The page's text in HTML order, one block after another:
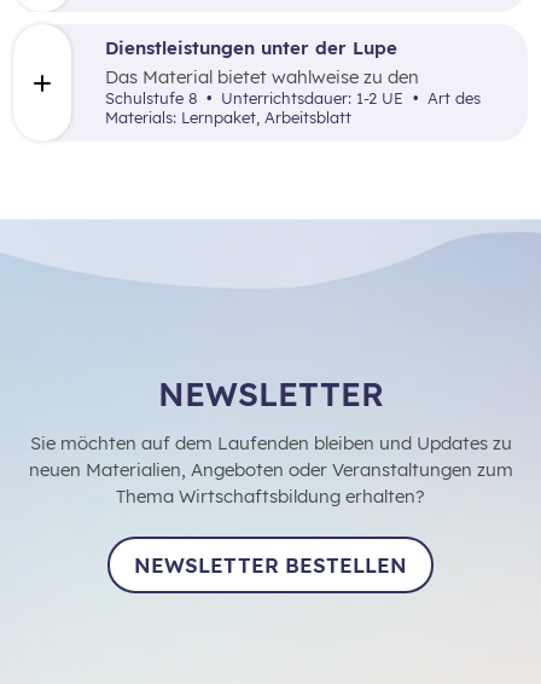
Dienstleistungen unter der Lupe
Das Material bietet wahlweise zu den
Themenfeldern Dienstleistung in den Bereichen
Bank, Verkehr oder Handel/Tourismus eine
Rechercheaufgabe, die entweder online oder
Schulstufe 8 Unterrichtsdauer: 1-2 UE
Materials: Lernpaket, Arbeitsblatt
NEWSLETTER
Sie möchten auf dem Laufenden bleiben und Updates zu
neuen Materialien, Angeboten oder Veranstaltungen zum
Thema Wirtschaftsbildung erhalten?
NEWSLETTER BESTELLEN